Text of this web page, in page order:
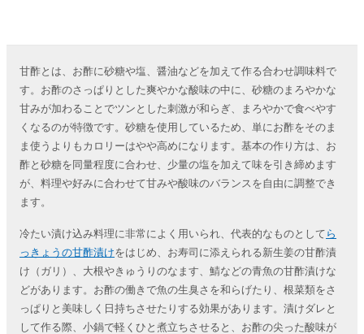
甘酢とは、お酢に砂糖や塩、醤油などを加えて作る合わせ調味料で
す。お酢のさっぱりとした爽やかな酸味の中に、砂糖のまろやかな
甘みが加わることでツンとした刺激が和らぎ、まろやかで食べやす
くなるのが特徴です。砂糖を使用しているため、単にお酢をそのま
ま使うよりもカロリーはやや高めになります。基本の作り方は、お
酢と砂糖を同量程度に合わせ、少量の塩を加えて味を引き締めます
が、料理や好みに合わせて甘みや酸味のバランスを自由に調整でき
ます。
冷たい漬け込み料理に非常によく用いられ、代表的なものとして ら
っきょうの甘酢漬けをはじめ、お寿司に添えられる新生姜の甘酢漬
け（ガリ）、大根やきゅうりのなます、鯖などの青魚の甘酢漬けな
どがあります。お酢の働きで魚の生臭さを和らげたり、根菜類をさ
っぱりと美味しく日持ちさせたりする効果があります。漬けダレと
して作る際、小鍋で軽くひと煮立ちさせると、お酢の尖った酸味が